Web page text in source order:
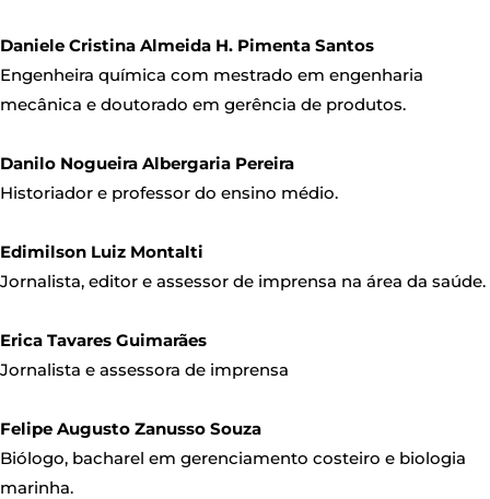
Daniele Cristina Almeida H. Pimenta Santos
Engenheira química com mestrado em engenharia
mecânica e doutorado em gerência de produtos.
Danilo Nogueira Albergaria Pereira
Historiador e professor do ensino médio.
Edimilson Luiz Montalti
Jornalista, editor e assessor de imprensa na área da saúde.
Erica Tavares Guimarães
Jornalista e assessora de imprensa
Felipe Augusto Zanusso Souza
Biólogo, bacharel em gerenciamento costeiro e biologia
marinha.